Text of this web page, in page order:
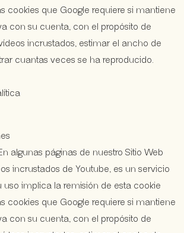
cookies que Google requiere si mantiene
con su cuenta, con el propósito de
incrustados, estimar el ancho de
cuantas veces se ha reproducido.
algunas páginas de nuestro Sitio Web
incrustados de Youtube, es un servicio
uso implica la remisión de esta cookie
cookies que Google requiere si mantiene
con su cuenta, con el propósito de